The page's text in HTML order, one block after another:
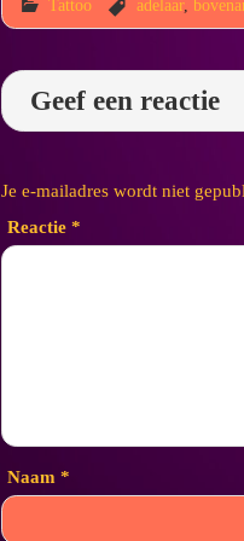
Tattoo adelaar,
Geef een reactie
Je e-mailadres wordt niet
Reactie *
Naam *